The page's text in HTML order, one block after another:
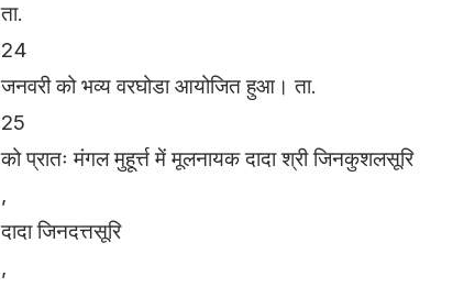
ता.
24
जनवरी को भव्य वरघोडा आयोजित हुआ। ता.
25
को प्रातः मंगल मुहूर्त्त में मूलनायक दादा श्री जिनकुशलसूरि
,
दादा जिनदत्तसूरि
,